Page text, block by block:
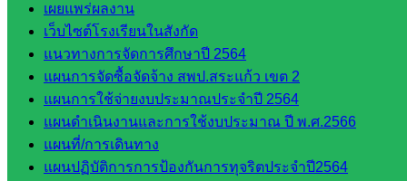
เผยแพร่ผลงาน
เว็บไซต์โรงเรียนในสังกัด
แนวทางการจัดการศึกษาปี 2564
แผนการจัดซื้อจัดจ้าง สพป.สระแก้ว เขต 2
แผนการใช้จ่ายงบประมาณประจำปี 2564
แผนดำเนินงานและการใช้งบประมาณ ปี พ.ศ.2566
แผนที่/การเดินทาง
แผนปฏิบัติการการป้องกันการทุจริตประจำปี2564
เมินผลฯ
::: ©2021 sakarea2.go.th. All rights reserved. Design By SK2 ICT
TEAM :::
สอบถามได้นะคะ